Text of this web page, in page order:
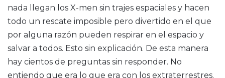
nada llegan los X-men sin trajes espaciales y hacen
todo un rescate imposible pero divertido en el que
por alguna razón pueden respirar en el espacio y
salvar a todos. Esto sin explicación. De esta manera
hay cientos de preguntas sin responder. No
entiendo que era lo que era con los extraterrestres.